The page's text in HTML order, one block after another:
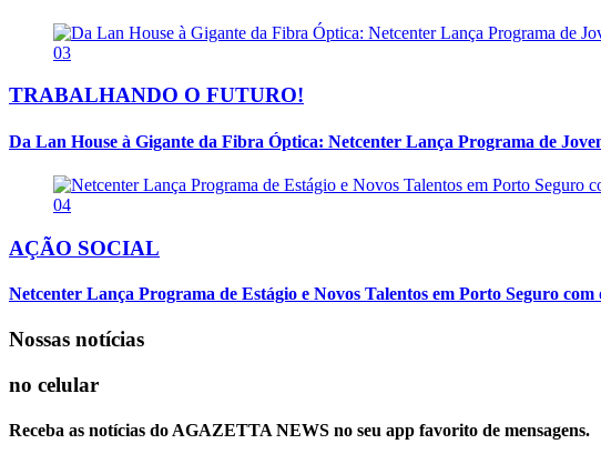
03
TRABALHANDO O FUTURO!
Da Lan House à Gigante da Fibra Óptica: Netcenter Lança Programa de
04
AÇÃO SOCIAL
Netcenter Lança Programa de Estágio e Novos Talentos em Porto Seguro
Nossas notícias
no celular
Receba as notícias do AGAZETTA NEWS no seu app favorito de mensagens.